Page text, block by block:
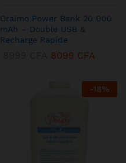
Oraimo Power Bank 20 000
mAh – Double USB &
Recharge Rapide
8099 CFA
-18%